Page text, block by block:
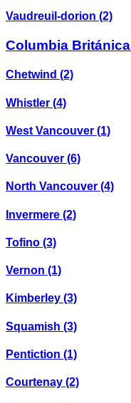
Vaudreuil-dorion (2)
Columbia Británica
Chetwind (2)
Whistler (4)
West Vancouver (1)
Vancouver (6)
North Vancouver (4)
Invermere (2)
Tofino (3)
Vernon (1)
Kimberley (3)
Squamish (3)
Pentiction (1)
Courtenay (2)